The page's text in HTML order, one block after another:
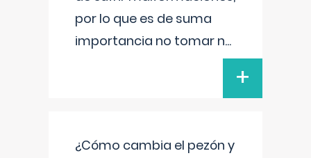
por lo que es de suma
importancia no tomar n...
+
¿Cómo cambia el pezón y